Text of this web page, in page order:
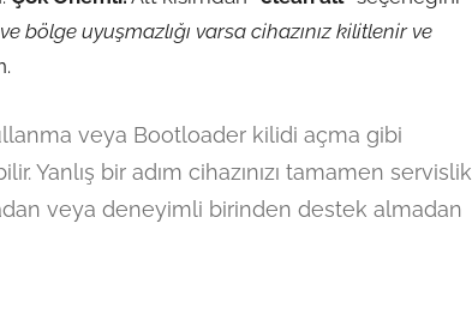
bölge uyuşmazlığı varsa cihazınız kilitlenir ve
veya Bootloader kilidi açma gibi
Yanlış bir adım cihazınızı tamamen servislik
veya deneyimli birinden destek almadan